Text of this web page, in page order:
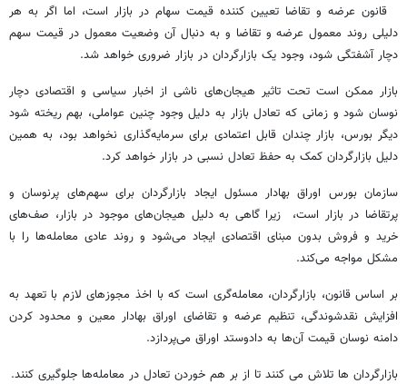
قانون عرضه و تقاضا تعیین کننده قیمت سهام در بازار است، اما اگر به هر
دلیلی روند معمول عرضه و تقاضا و به دنبال آن وضعیت معمول در قیمت سهم
دچار آشفتگی شود، وجود یک بازارگردان در بازار ضروری خواهد شد.
بازار ممکن است تحت تاثیر هیجان‌های ناشی از اخبار سیاسی و اقتصادی دچار
نوسان شود و زمانی که تعادل بازار به دلیل وجود چنین عواملی، بهم ریخته شود
دیگر بورس، بازار چندان قابل اعتمادی برای سرمایه‌گذاری نخواهد بود، به همین
دلیل بازارگردان کمک به حفظ تعادل نسبی در بازار خواهد کرد.
سازمان بورس اوراق بهادار مسئول ایجاد بازارگردان برای سهم‌های پرنوسان و
پرتقاضا در بازار است، زیرا گاهی به دلیل هیجان‌های موجود در بازار، صف‌های
خرید و فروش بدون مبنای اقتصادی ایجاد می‌شود و روند عادی معامله‌ها را با
مشکل مواجه می‌کند.
بر اساس قانون، بازارگردان، معامله‌گری است که با اخذ مجوزهای لازم با تعهد به
افزایش نقدشوندگی، تنظیم عرضه و تقاضای اوراق بهادار معین و محدود کردن
دامنه نوسان قیمت آن‌ها به دادوستد اوراق می‌پردازد.
بازارگردان ها تلاش می کنند تا از بر هم خوردن تعادل در معامله‌ها جلوگیری کنند.